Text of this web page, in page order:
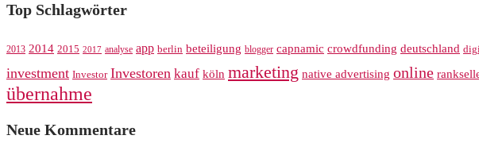
Top Schlagwörter
2013 2014 2015 2017 analyse app berlin beteiligung blogger capnamic crowdfunding deutschland
investment Investor Investoren kauf köln marketing native advertising online
übernahme
Neue Kommentare